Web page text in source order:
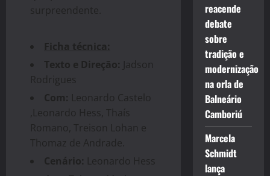
surpreendente.
Ficha técnica:
Texto e Direção: Jadson
Rodrigues
Com: Leonardo Castelo
,Leonardo Hess, Thaís
Romano, Treison Lohan e
Thomaz de Andrade.
Cenário: Leonardo Hess
reacende
debate
sobre
tradição e
modernização
na orla de
Balneário
Camboriú
Marcela
Schmidt
lança